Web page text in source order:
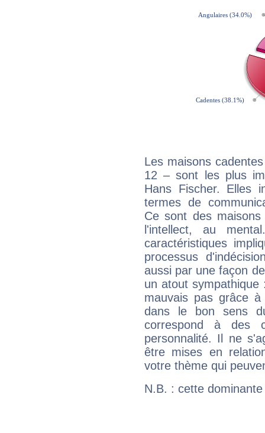
Les maisons
12 – sont les plus
Hans Fischer. Elles
termes de
Ce sont des
l'intellect, au
caractéristiques
processus
aussi par une façon
un atout
mauvais pas grâce
dans le bon sens
correspond à des
personnalité. Il ne
être mises en
votre thème qui
N.B. : cette